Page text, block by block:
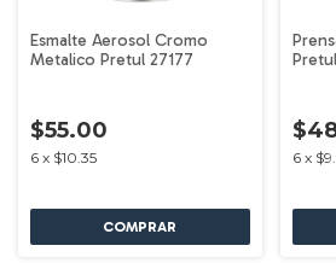
Esmalte Aerosol Cromo
Metalico Pretul 27177
$55.00
6 x $10.35 6 x